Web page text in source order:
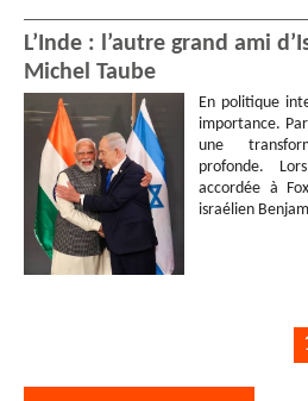
L’Inde : l’autre grand ami
Michel Taube
En politique
importance.
une
profonde.
accordée à
israélien